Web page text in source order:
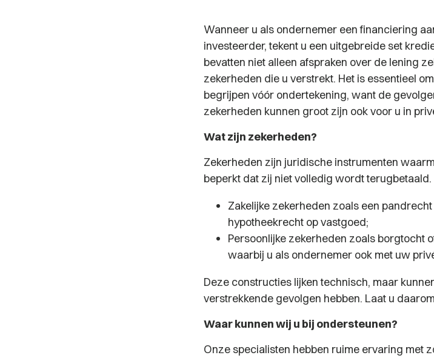
Wanneer u als ondernemer een financiering
investeerder, tekent u een uitgebreide set
bevatten niet alleen afspraken over de lening
zekerheden die u verstrekt. Het is essentieel
begrijpen vóór ondertekening, want de
zekerheden kunnen groot zijn ook voor u in
Wat zijn zekerheden?
Zekerheden zijn juridische instrumenten
beperkt dat zij niet volledig wordt
Zakelijke zekerheden zoals een
hypotheekrecht op vastgoed;
Persoonlijke zekerheden zoals borgtocht
waarbij u als ondernemer ook met uw
Deze constructies lijken technisch, maar
verstrekkende gevolgen hebben. Laat u
Waar kunnen wij u bij ondersteunen?
Onze specialisten hebben ruime ervaring met